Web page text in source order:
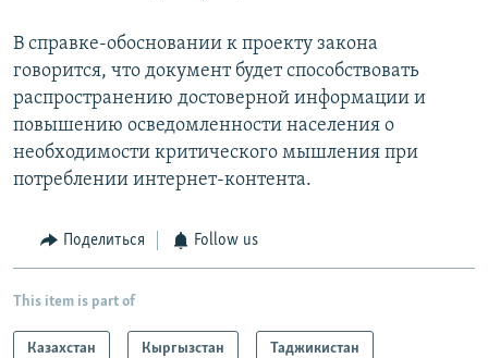
В справке-обосновании к проекту закона
говорится, что документ будет способствовать
распространению достоверной информации и
повышению осведомленности населения о
необходимости критического мышления при
потреблении интернет-контента.
Поделиться Follow us
This item is part of
Казахстан Кыргызстан Таджикистан